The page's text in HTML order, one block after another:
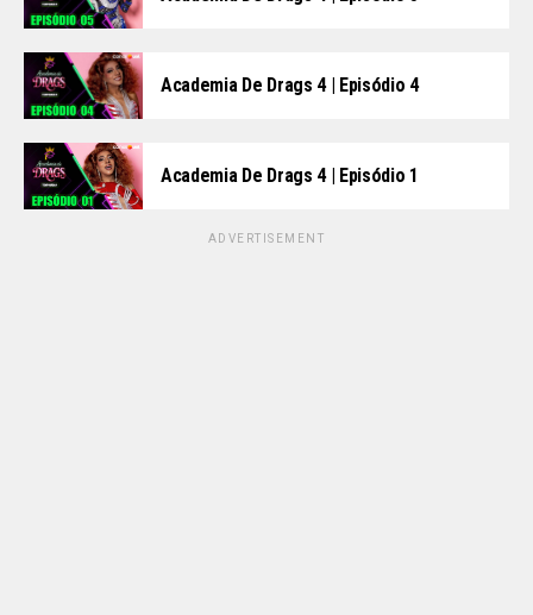
Academia De Drags 4 | Episódio 4
Academia De Drags 4 | Episódio 1
ADVERTISEMENT